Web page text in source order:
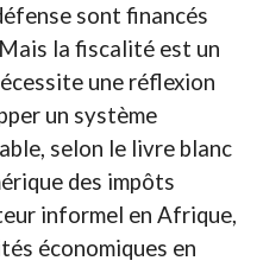
sont financés
la fiscalité est un
une réflexion
un système
selon le livre blanc
des impôts
informel en Afrique,
économiques en